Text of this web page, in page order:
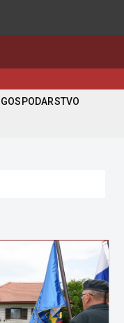
GOSPODARSTVO